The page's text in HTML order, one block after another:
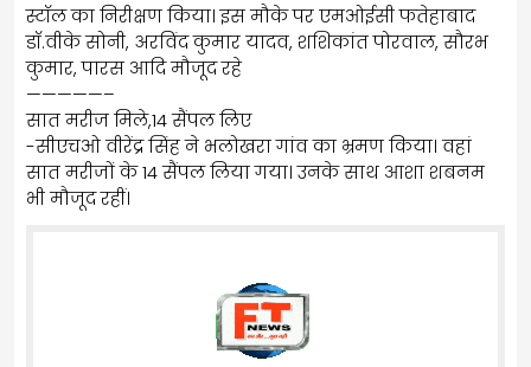
स्टॉल का निरीक्षण किया। इस मौके पर एमओईसी फतेहाबाद
डॉ.वीके सोनी, अरविंद कुमार यादव, शशिकांत पोरवाल, सौरभ
कुमार, पारस आदि मौजूद रहे
—————–
सात मरीज मिले,14 सैंपल लिए
-सीएचओ वीरेंद्र स‌िंह ने भलोखरा गांव का भ्रमण किया। वहां
सात मरीजों के 14 सैंपल लिया गया। उनके साथ आशा शबनम
भी मौजूद रहीं।